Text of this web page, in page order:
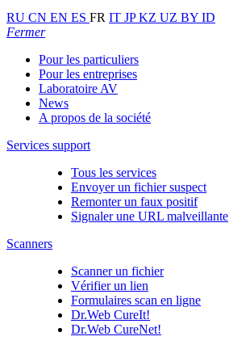
RU CN EN ES FR IT JPKZ UZ BY ID
Fermer
Pour les particuliers
Pour les entreprises
Laboratoire AV
News
A propos de la société
Services support
Tous les services
Envoyer un fichier suspect
Remonter un faux positif
Signaler une URL malveillante
Scanners
Scanner un fichier
Vérifier un lien
Formulaires scan en ligne
Dr.Web CureIt!
Dr.Web CureNet!